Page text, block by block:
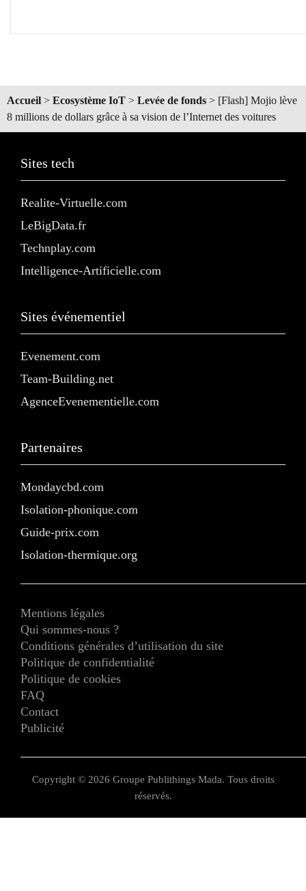
Accueil > Ecosystème IoT > Levée de fonds > [Flash] Mojio lève
8 millions de dollars grâce à sa vision de l’Internet des voitures
Sites tech
Realite-Virtuelle.com
LeBigData.fr
Technplay.com
Intelligence-Artificielle.com
Sites événementiel
Evenement.com
Team-Building.net
AgenceEvenementielle.com
Partenaires
Mondaycbd.com
Isolation-phonique.com
Guide-prix.com
Isolation-thermique.org
Mentions légales
Qui sommes-nous ?
Conditions générales d’utilisation du site
Politique de confidentialité
Politique de cookies
FAQ
Contact
Publicité
Copyright © 2026 Groupe Publithings Mada. Tous droits
réservés.